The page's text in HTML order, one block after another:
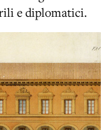
e diplomatici.